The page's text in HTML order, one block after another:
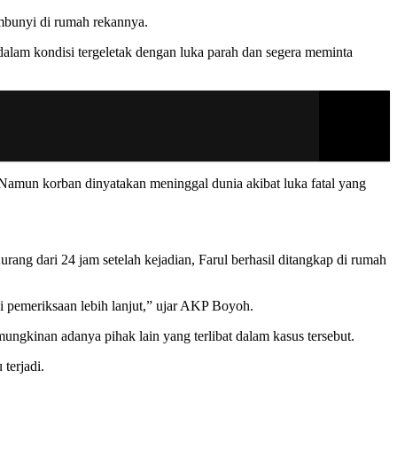
di rumah rekannya.
kondisi tergeletak dengan luka parah dan segera meminta
korban dinyatakan meninggal dunia akibat luka fatal yang
dari 24 jam setelah kejadian, Farul berhasil ditangkap di rumah
pemeriksaan lebih lanjut,” ujar AKP Boyoh.
adanya pihak lain yang terlibat dalam kasus tersebut.
terjadi.